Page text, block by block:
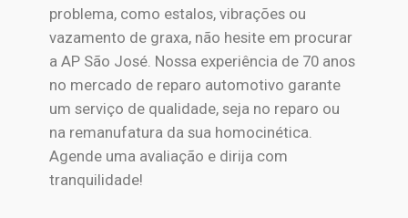
problema, como estalos, vibrações ou
vazamento de graxa, não hesite em procurar
a AP São José. Nossa experiência de 70 anos
no mercado de reparo automotivo garante
um serviço de qualidade, seja no reparo ou
na remanufatura da sua homocinética.
Agende uma avaliação e dirija com
tranquilidade!